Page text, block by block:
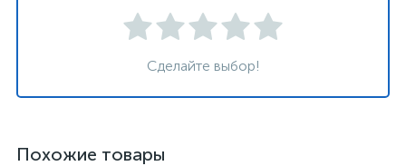
Сделайте выбор!
Похожие товары